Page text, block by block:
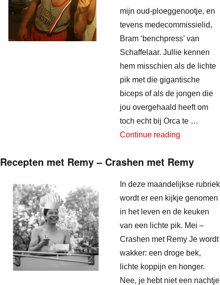
mijn oud-ploeggenootje, en
tevens medecommissielid,
Bram ‘benchpress’ van
Schaffelaar. Jullie kennen
hem misschien als de lichte
pik met die gigantische
biceps of als de jongen die
jou overgehaald heeft om
toch echt bij Orca te …
Continue reading
Recepten met Remy – Crashen met Remy
In deze maandelijkse rubriek
wordt er een kijkje genomen
in het leven en de keuken
van een lichte pik. Mei –
Crashen met Remy Je wordt
wakker: een droge bek,
lichte koppijn en honger.
Nee, je hebt niet een nachtje